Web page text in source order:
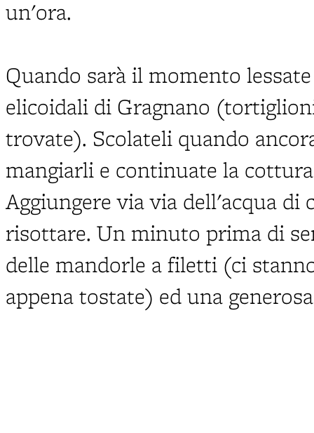
un'ora.
Quando sarà il momento
elicoidali di Gragnano
trovate). Scolateli quando
mangiarli e continuate la
Aggiungere via via dell'acqua di
risottare. Un minuto prima di
delle mandorle a filetti (ci
appena tostate) ed una